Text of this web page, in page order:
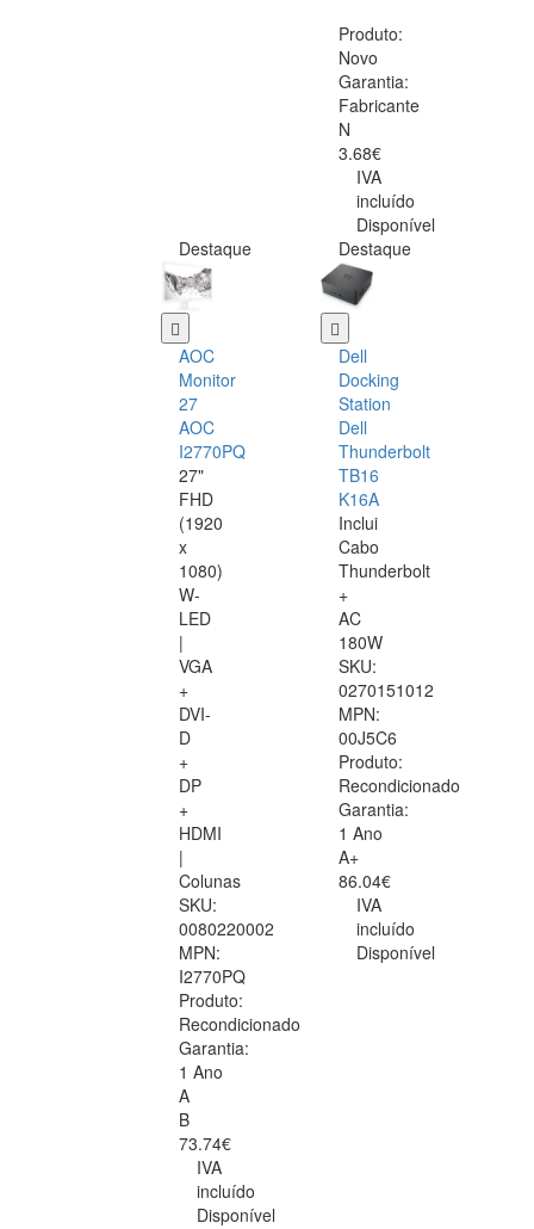
Produto:
Novo
Garantia:
Fabricante
N
3.68€
IVA
incluído
Disponível
Destaque
AOC
Monitor
27
AOC
I2770PQ
27"
FHD
(1920
x
1080)
W-
LED
|
VGA
+
DVI-
D
+
DP
+
HDMI
|
Colunas
SKU:
0080220002
MPN:
I2770PQ
Produto:
Recondicionado
Garantia:
1 Ano
A
B
73.74€
IVA
incluído
Disponível
Destaque
Dell
Docking
Station
Dell
Thunderbolt
TB16
K16A
Inclui
Cabo
Thunderbolt
+
AC
180W
SKU:
0270151012
MPN:
00J5C6
Produto:
Recondicionado
Garantia:
1 Ano
A+
86.04€
IVA
incluído
Disponível